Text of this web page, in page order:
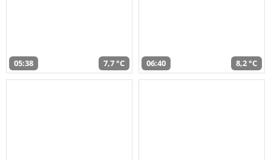
05:38 7,7 °C 06:40 8,2 °C